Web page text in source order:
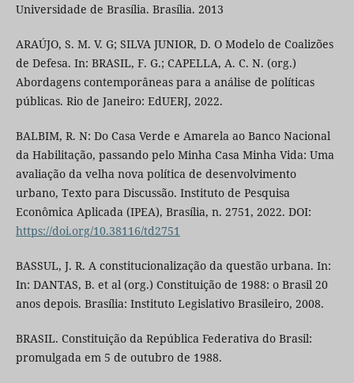
Universidade de Brasília. Brasília. 2013
ARAÚJO, S. M. V. G; SILVA JUNIOR, D. O Modelo de Coalizões
de Defesa. In: BRASIL, F. G.; CAPELLA, A. C. N. (org.)
Abordagens contemporâneas para a análise de políticas
públicas. Rio de Janeiro: EdUERJ, 2022.
BALBIM, R. N: Do Casa Verde e Amarela ao Banco Nacional
da Habilitação, passando pelo Minha Casa Minha Vida: Uma
avaliação da velha nova política de desenvolvimento
urbano, Texto para Discussão. Instituto de Pesquisa
Econômica Aplicada (IPEA), Brasília, n. 2751, 2022. DOI:
https://doi.org/10.38116/td2751
BASSUL, J. R. A constitucionalização da questão urbana. In:
In: DANTAS, B. et al (org.) Constituição de 1988: o Brasil 20
anos depois. Brasília: Instituto Legislativo Brasileiro, 2008.
BRASIL. Constituição da República Federativa do Brasil:
promulgada em 5 de outubro de 1988.